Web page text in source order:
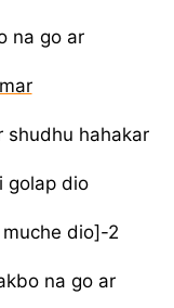
na go ar
shudhu hahakar
golap dio
dio]-2
na go ar